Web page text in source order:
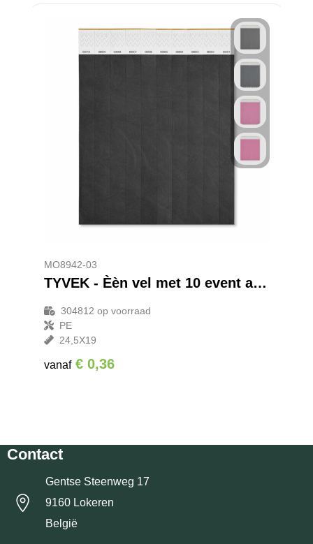
MO8942-03
TYVEK - Èèn vel met 10 event armbandjes
304812 op voorraad
PE
24,5X19
vanaf € 0,36
Contact
Gentse Steenweg 17
9160 Lokeren
België